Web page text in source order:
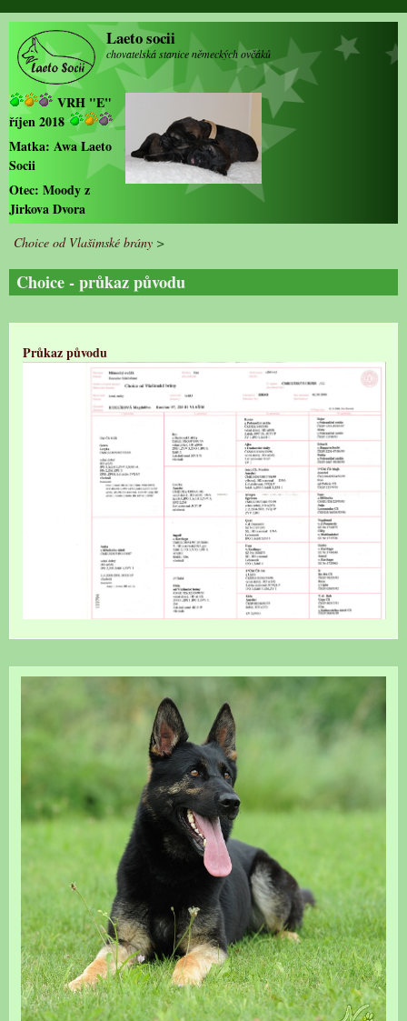
Přejít k hlavnímu obsahu
Laeto socii
chovatelská stanice německých ovčáků
VRH "E"
říjen 2018
Matka: Awa Laeto
Socii
Otec: Moody z
Jirkova Dvora
Choice od Vlašimské brány >
Choice - průkaz původu
Průkaz původu